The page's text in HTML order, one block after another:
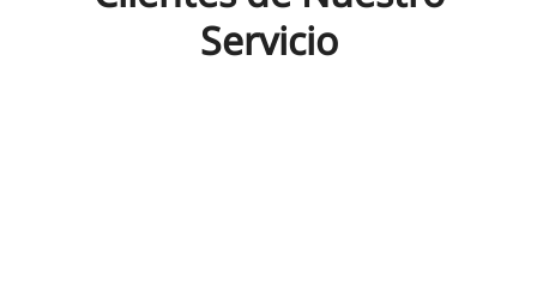
Servicio